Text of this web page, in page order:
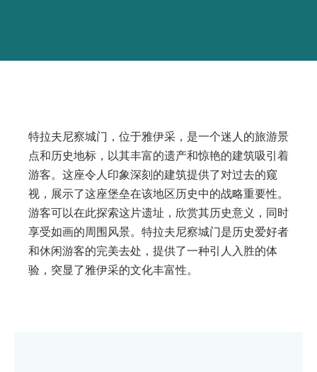
特拉夫尼察城门，位于雅伊采，是一个迷人的旅游景
点和历史地标，以其丰富的遗产和惊艳的建筑吸引着
游客。这座令人印象深刻的建筑提供了对过去的窥
视，展示了这座堡垒在该地区历史中的战略重要性。
游客可以在此探索这片遗址，欣赏其历史意义，同时
享受如画的周围风景。特拉夫尼察城门是历史爱好者
和休闲游客的完美去处，提供了一种引人入胜的体
验，突显了雅伊采的文化丰富性。